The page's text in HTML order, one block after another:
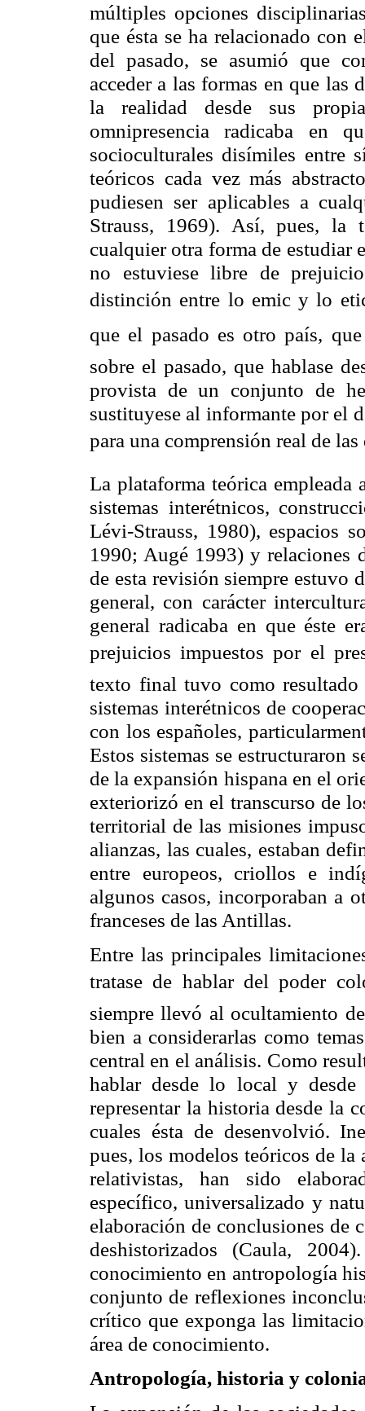
múltiples opciones
que ésta se ha relacionado con
del pasado, se asumió que
acceder a las formas en que las
la realidad desde sus
omnipresencia radicaba en
socioculturales disímiles entre
teóricos cada vez más
pudiesen ser aplicables a
Strauss, 1969). Así, pues, la
cualquier otra forma de estudiar
no estuviese libre de
distinción entre lo emic y lo
que el pasado es otro país,
sobre el pasado, que hablase
provista de un conjunto de
sustituyese al informante por el
para una comprensión real de
La plataforma teórica empleada
sistemas interétnicos,
Lévi-Strauss, 1980), espacios
1990; Augé 1993) y relaciones
de esta revisión siempre estuvo
general, con carácter
general radicaba en que éste
prejuicios impuestos por el
texto final tuvo como
sistemas interétnicos de
con los españoles,
Estos sistemas se estructuraron
de la expansión hispana en el
exteriorizó en el transcurso de
territorial de las misiones
alianzas, las cuales, estaban
entre europeos, criollos e
algunos casos, incorporaban a
franceses de las Antillas.
Entre las principales
tratase de hablar del poder
siempre llevó al ocultamiento
bien a considerarlas como
central en el análisis. Como
hablar desde lo local y
representar la historia desde la
cuales ésta de desenvolvió.
pues, los modelos teóricos de
relativistas, han sido
específico, universalizado y
elaboración de conclusiones de
deshistorizados (Caula,
conocimiento en antropología
conjunto de reflexiones
crítico que exponga las
área de conocimiento.
Antropología, historia y